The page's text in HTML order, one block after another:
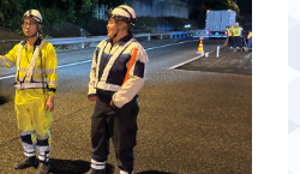
勢力排除宣言
メントに対する基本方針